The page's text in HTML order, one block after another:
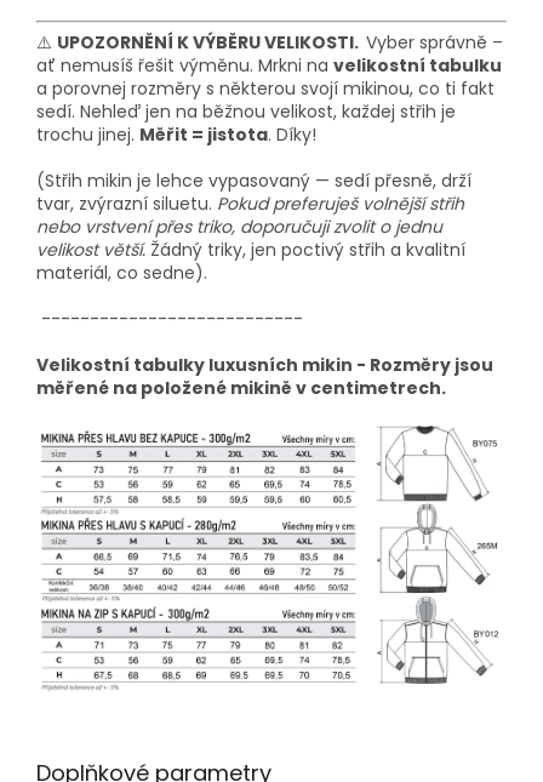
⚠️ UPOZORNĚNÍ K VÝBĚRU VELIKOSTI. Vyber správně –
ať nemusíš řešit výměnu. Mrkni na velikostní tabulku
a porovnej rozměry s některou svojí mikinou, co ti fakt
sedí. Nehleď jen na běžnou velikost, každej střih je
trochu jinej. Měřit = jistota. Díky!
(Střih mikin je lehce vypasovaný — sedí přesně, drží
tvar, zvýrazní siluetu. Pokud preferuješ volnější střih
nebo vrstvení přes triko, doporučuji zvolit o jednu
velikost větší. Žádný triky, jen poctivý střih a kvalitní
materiál, co sedne).
---------------------------
Velikostní tabulky luxusních mikin - Rozměry jsou
měřené na položené mikině v centimetrech.
Doplňkové parametry